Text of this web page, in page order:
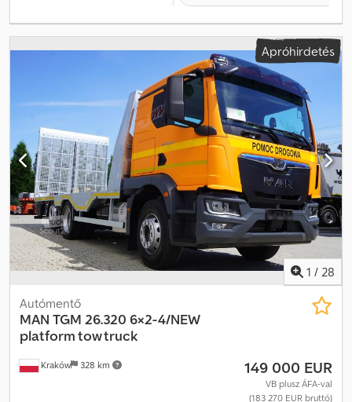
Apróhirdetés
1 / 28
Kraków 328 km
Autómentő
MAN TGM 26.320 6×2-4/NEW
platform tow truck
149 000 EUR
VB plusz ÁFA-val
(183 270 EUR bruttó)